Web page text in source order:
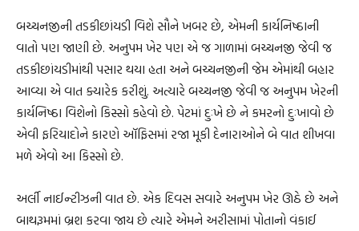
બચ્ચનજીની તડકીછાંયડી વિશે સૌને ખબર છે, એમની કાર્યનિષ્ઠાની
વાતો પણ જાણી છે. અનુપમ ખેર પણ એ જ ગાળામાં બચ્ચનજી જેવી જ
તડકીછાંયડીમાંથી પસાર થયા હતા અને બચ્ચનજીની જેમ એમાંથી બહાર
આવ્યા એ વાત ક્યારેક કરીશું. અત્યારે બચ્ચનજી જેવી જ અનુપમ ખેરની
કાર્યનિષ્ઠા વિશેનો કિસ્સો કહેવો છે. પેટમાં દુઃખે છે ને કમરનો દુઃખાવો છે
એવી ફરિયાદોને કારણે ઑફિસમાં રજા મૂકી દેનારાઓને બે વાત શીખવા
મળે એવો આ કિસ્સો છે.
અર્લી નાઈન્ટીઝની વાત છે. એક દિવસ સવારે અનુપમ ખેર ઊઠે છે અને
બાથરૂમમાં બ્રશ કરવા જાય છે ત્યારે એમને અરીસામાં પોતાનો વંકાઈ